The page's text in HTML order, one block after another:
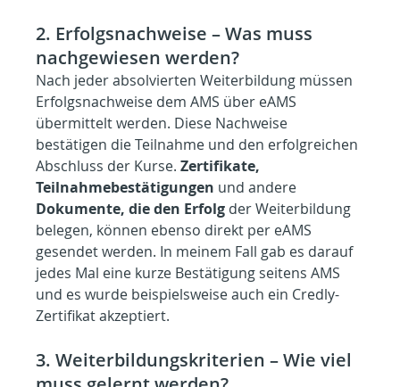
2. Erfolgsnachweise – Was muss
nachgewiesen werden?
Nach jeder absolvierten Weiterbildung müssen
Erfolgsnachweise dem AMS über eAMS
übermittelt werden. Diese Nachweise
bestätigen die Teilnahme und den erfolgreichen
Abschluss der Kurse. Zertifikate,
Teilnahmebestätigungen und andere
Dokumente, die den Erfolg der Weiterbildung
belegen, können ebenso direkt per eAMS
gesendet werden. In meinem Fall gab es darauf
jedes Mal eine kurze Bestätigung seitens AMS
und es wurde beispielsweise auch ein Credly-
Zertifikat akzeptiert.
3. Weiterbildungskriterien – Wie viel